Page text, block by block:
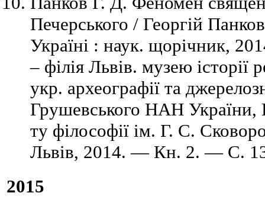
Печерського / Георгій Панков
Україні : наук. щорічник,
– філія Львів. музею історії
укр. археографії та
Грушевського НАН України,
ту філософії ім. Г. С.
Львів, 2014. — Кн. 2. — C.
2015